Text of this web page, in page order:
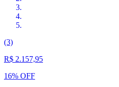
(3)
R$ 2.157,95
16% OFF